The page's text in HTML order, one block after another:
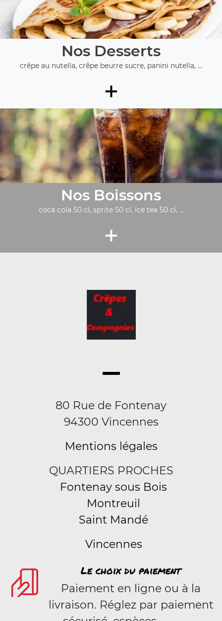
Nos Desserts
crêpe au nutella, crêpe beurre sucre, panini nutella, ...
+
Nos Boissons
coca cola 50 cl, sprite 50 cl, ice tea 50 cl, ...
+
80 Rue de Fontenay
94300 Vincennes
Mentions légales
QUARTIERS PROCHES
Fontenay sous Bois
Montreuil
Saint Mandé
Vincennes
Le choix du paiement
Paiement en ligne ou à la
livraison. Réglez par paiement